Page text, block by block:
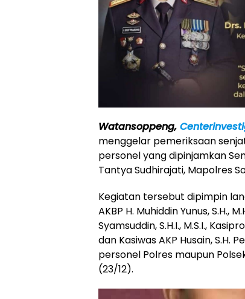
Watansoppeng,
menggelar pemeriksaan
personel yang dipinjamkan
Tantya Sudhirajati, Mapolres
Kegiatan tersebut dipimpin
AKBP H. Muhiddin Yunus, S.H.,
Syamsuddin, S.H.I., M.S.I.,
dan Kasiwas AKP Husain, S.H.
personel Polres maupun
(23/12).